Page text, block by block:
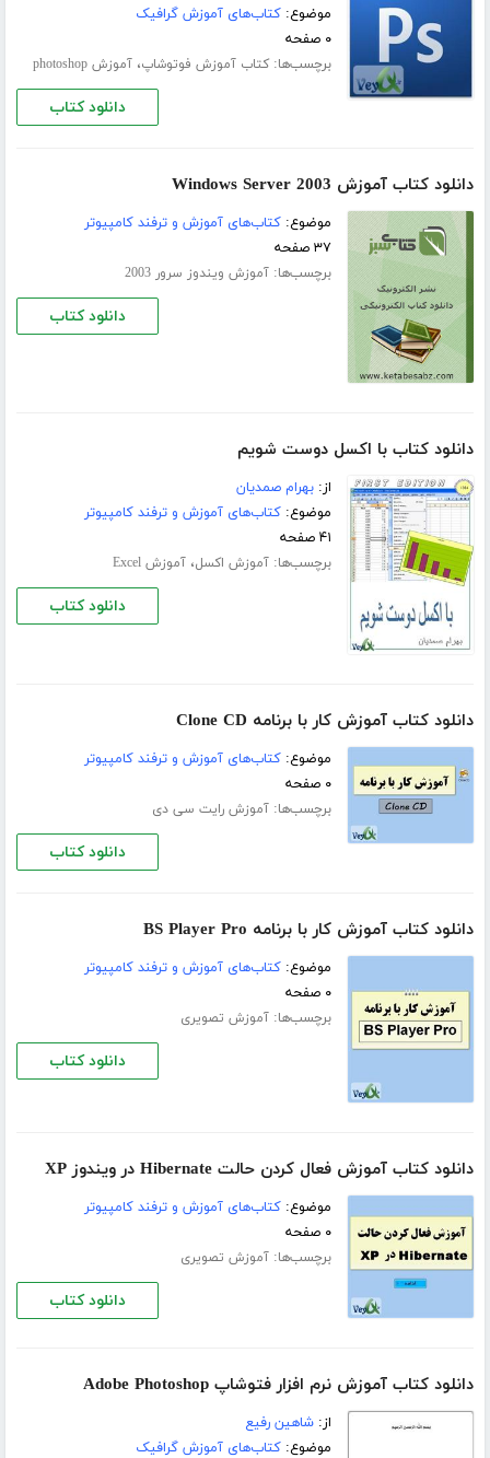
موضوع:کتاب‌های آموزش گرافیک
۰ صفحه
برچسب‌ها:کتاب آموزش فوتوشاپ،آموزش photoshop
دانلود کتاب
دانلود کتاب آموزش Windows Server 2003
موضوع:کتاب‌های آموزش و ترفند کامپیوتر
۳۷ صفحه
برچسب‌ها:آموزش ویندوز سرور 2003
دانلود کتاب
دانلود کتاب با اکسل دوست شویم
از:بهرام صمدیان
موضوع:کتاب‌های آموزش و ترفند کامپیوتر
۴۱ صفحه
برچسب‌ها:آموزش اکسل،آموزش Excel
دانلود کتاب
دانلود کتاب آموزش کار با برنامه Clone CD
موضوع:کتاب‌های آموزش و ترفند کامپیوتر
۰ صفحه
برچسب‌ها:آموزش رایت سی دی
دانلود کتاب
دانلود کتاب آموزش کار با برنامه BS Player Pro
موضوع:کتاب‌های آموزش و ترفند کامپیوتر
۰ صفحه
برچسب‌ها:آموزش تصویری
دانلود کتاب
دانلود کتاب آموزش فعال کردن حالت Hibernate در ویندوز XP
موضوع:کتاب‌های آموزش و ترفند کامپیوتر
۰ صفحه
برچسب‌ها:آموزش تصویری
دانلود کتاب
دانلود کتاب آموزش نرم افزار فتوشاپ Adobe Photoshop
از:شاهین رفیع
موضوع:کتاب‌های آموزش گرافیک